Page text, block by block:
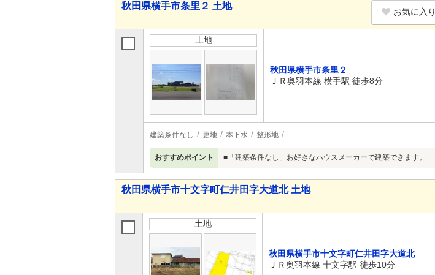
秋田県横手市条里２ 土地
お気に入
土地
秋田県横手市条里２
ＪＲ奥羽本線 横手駅 徒歩8分
建築条件なし 更地 本下水 整形地
おすすめポイント ■「建築条件なし」お好きなハウスメーカーで建築できます。
秋田県横手市十文字町仁井田字大道北 土地
土地
秋田県横手市十文字町仁井田字大道北
ＪＲ奥羽本線 十文字駅 徒歩10分